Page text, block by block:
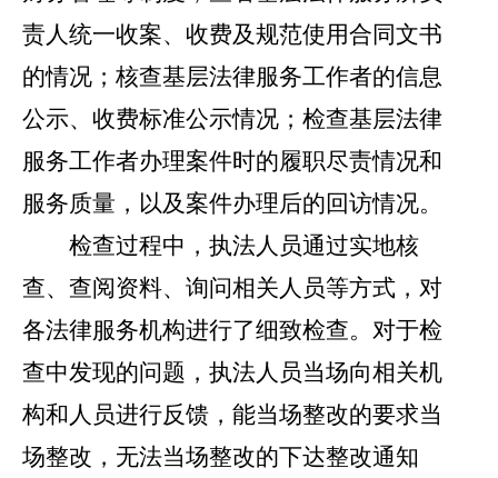
责人统一收案、收费及规范使用合同文书
的情况；核查基层法律服务工作者的信息
公示、收费标准公示情况；检查基层法律
服务工作者办理案件时的履职尽责情况和
服务质量，以及案件办理后的回访情况。
检查过程中，执法人员通过实地核
查、查阅资料、询问相关人员等方式，对
各法律服务机构进行了细致检查。对于检
查中发现的问题，执法人员当场向相关机
构和人员进行反馈，能当场整改的要求当
场整改，无法当场整改的下达整改通知